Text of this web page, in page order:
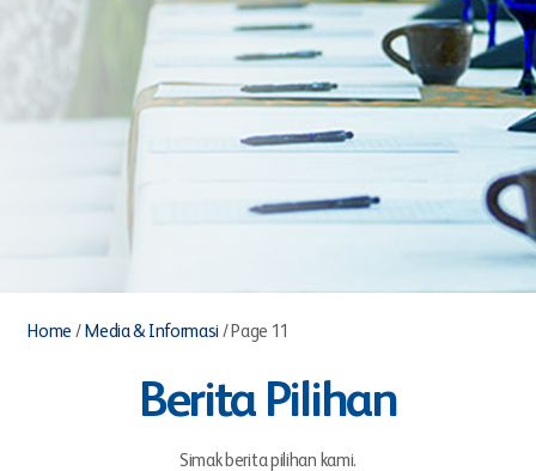
Home / Media & Informasi / Page 11
Berita Pilihan
Simak berita pilihan kami.